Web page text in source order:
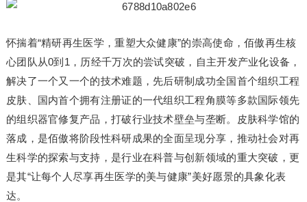
怀揣着“精研再生医学，重塑大众健康”的崇高使命，佰傲再生核
心团队从0到1，历经千万次的尝试突破，自主开发产业化设备，
解决了一个又一个的技术难题，先后研制成功全国首个组织工程
皮肤、国内首个拥有注册证的一代组织工程角膜等多款国际领先
的组织器官修复产品，打破行业技术壁垒与垄断。皮肤科学馆的
落成，是佰傲将阶段性科研成果的全面呈现分享，推动社会对再
生科学的探索与支持，是行业在科普与创新领域的重大突破，更
是其“让每个人尽享再生医学的美与健康”美好愿景的具象化表
达。